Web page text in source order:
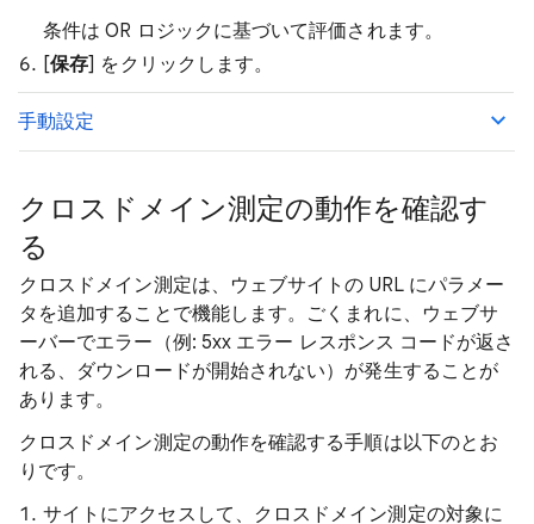
条件は OR ロジックに基づいて評価されます。
[保存] をクリックします。
手動設定
クロスドメイン測定の動作を確認す
る
クロスドメイン測定は、ウェブサイトの URL にパラメー
タを追加することで機能します。ごくまれに、ウェブサ
ーバーでエラー（例: 5xx エラー レスポンス コードが返さ
れる、ダウンロードが開始されない）が発生することが
あります。
クロスドメイン測定の動作を確認する手順は以下のとお
りです。
サイトにアクセスして、クロスドメイン測定の対象に